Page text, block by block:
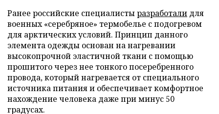
Ранее российские специалистыразработали для
военных «серебряное» термобелье с подогревом
для арктических условий. Принцип данного
элемента одежды основан на нагревании
высокопрочной эластичной ткани с помощью
прошитого через нее тонкого посеребренного
провода, который нагревается от специального
источника питания и обеспечивает комфортное
нахождение человека даже при минус 50
градусах.